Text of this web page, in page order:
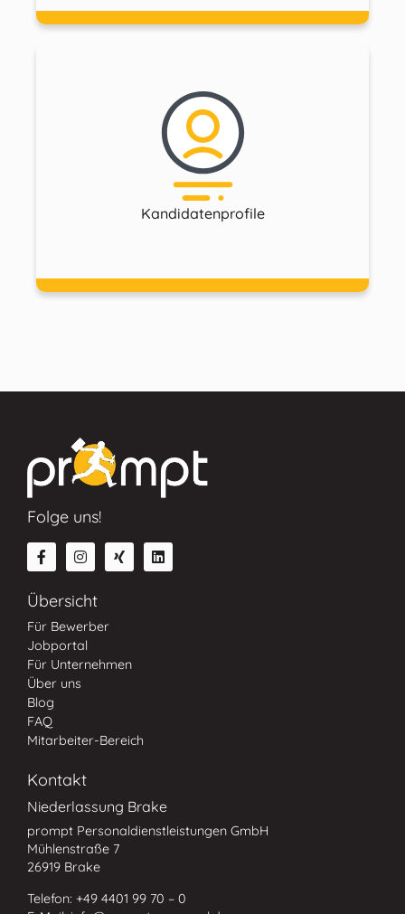
Kandidatenprofile
Folge uns!
Übersicht
Für Bewerber
Jobportal
Für Unternehmen
Über uns
Blog
FAQ
Mitarbeiter-Bereich
Kontakt
Niederlassung Brake
prompt Personaldienstleistungen GmbH
Mühlenstraße 7
26919 Brake
Telefon: +49 4401 99 70 – 0